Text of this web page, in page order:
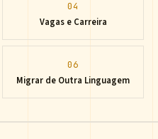
04
Vagas e Carreira
06
Migrar de Outra Linguagem